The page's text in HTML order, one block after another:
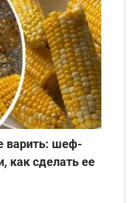
варить: шеф-
как сделать ее